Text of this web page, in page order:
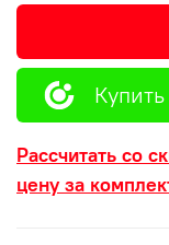
Рассчитать со
цену за